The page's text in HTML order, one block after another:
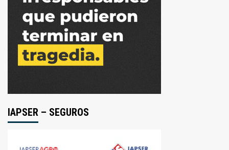
IAPSER – SEGUROS